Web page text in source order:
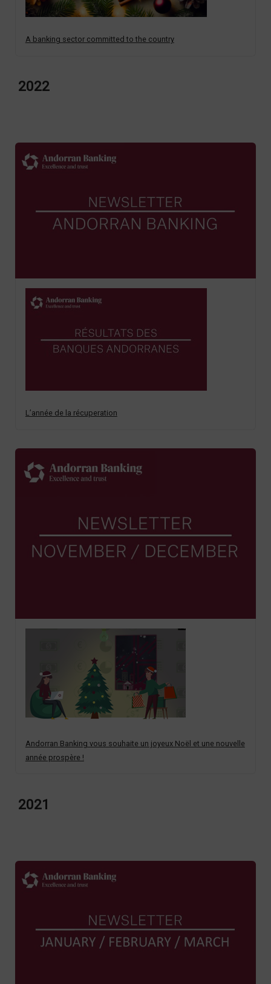
A banking sector committed to the country
2022
L’année de la récuperation
Andorran Banking vous souhaite un joyeux Noël et une nouvelle
année prospère !
2021